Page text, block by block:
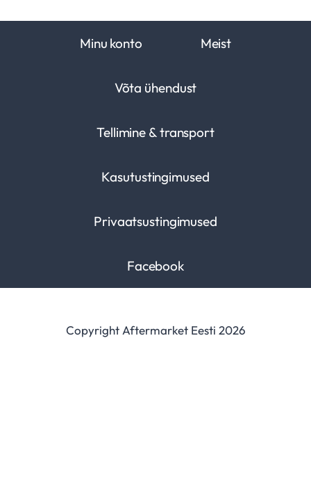
Minu konto Meist
Võta ühendust
Tellimine & transport
Kasutustingimused
Privaatsustingimused
Facebook
Copyright Aftermarket Eesti 2026